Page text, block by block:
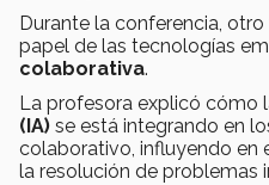
Durante la conferencia,
papel de las tecnologías
colaborativa.
La profesora explicó cómo
(IA) se está integrando en
colaborativo, influyendo en
la resolución de problemas